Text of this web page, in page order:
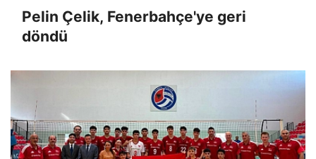
Pelin Çelik, Fenerbahçe'ye geri
döndü